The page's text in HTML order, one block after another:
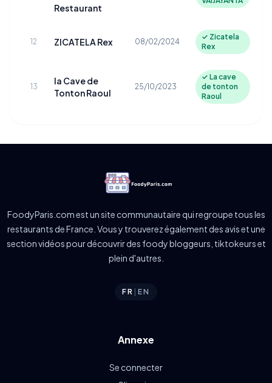
Restaurant
12 ZICATELA Rex 08/02/2024
✓ Zicatela
Rex
13
la Cave de
Tonton Raoul
25/10/2023
✓ La cave
de tonton
Raoul
FoodyParis.com est un site communautaire qui regroupe tous les
restaurants de France. Vous y trouverez également des avis et une
section vidéos pour découvrir des foody bloggeurs, tiktokeurs et
plein d'autres.
FR |EN
Annexe
Se connecter